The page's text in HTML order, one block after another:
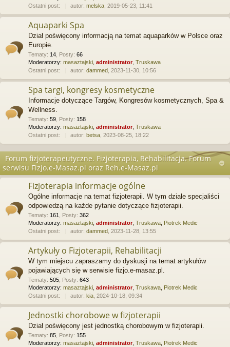
Ostatni post:
autor: melska , 2019-05-23, 11:41
Aquaparki Spa
Dział poświęcony informacją na temat aquaparków w Polsce oraz
Europie.
Tematy: 14 Posty: 66
Moderatorzy: masaztajski administrator, Truskawa
Ostatni post:
autor: dammed , 2023-11-30, 10:56
Spa targi, kongresy kosmetyczne
Informacje dotyczące Targów, Kongresów kosmetycznych, Spa &
Wellness.
Tematy: 59 Posty: 158
Moderatorzy: masaztajski administrator, Truskawa
Ostatni post:
autor: betsa , 2023-08-25, 18:22
Forum fizjoterapeutyczne. Fizjoterapia, Rehabilitacja. Forum
serwisu Fizjo.e-Masaz.pl oraz Reh.e-Masaz.pl
Fizjoterapia informacje ogólne
Ogólne informacje na temat fizjoterapii. W tym dziale specjaliści
odpowiedzą na każde pytanie dotyczące fizjoterapii.
Tematy: 161 Posty: 362
Moderatorzy: masaztajski administrator, Truskawa Piotrek Medic
Ostatni post:
autor: dammed , 2023-11-28, 13:55
Artykuły o Fizjoterapii, Rehabilitacji
W tym miejscu zapraszamy do dyskusji na temat artykułów
pojawiających się w serwisie fizjo.e-masaz.pl.
Tematy: 505 Posty: 643
Moderatorzy: masaztajski administrator, Truskawa Piotrek Medic
Ostatni post:
autor: kia , 2024-10-18, 09:34
Jednostki chorobowe w fizjoterapii
Dział poświęcony jest jednostką chorobowym w fizjoterapii.
Tematy: 85 Posty: 155
Moderatorzy: masaztajski administrator, Truskawa Piotrek Medic